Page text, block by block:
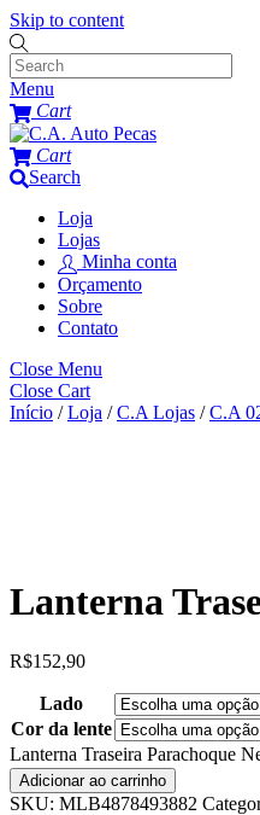
Skip to content
Menu
Cart
Cart
Search
Loja
Lojas
Minha conta
Orçamento
Sobre
Contato
Close Menu
Close Cart
Início /Loja /C.A Lojas /C.A
Lanterna
R$152,90
Lado
Cor da lente
Lanterna Traseira Parachoque
Adicionar ao carrinho
SKU: MLB4878493882